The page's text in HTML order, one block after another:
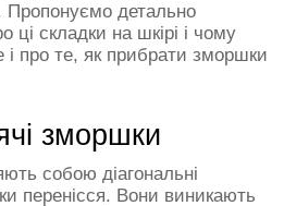
Пропонуємо детально
ці складки на шкірі і чому
про те, як прибрати зморшки
зморшки
собою діагональні
перенісся. Вони виникають